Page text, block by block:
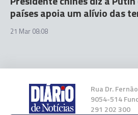
países apoia um alívio das
21 Mar 08:08
Rua Dr.
9054-514
291 202 300